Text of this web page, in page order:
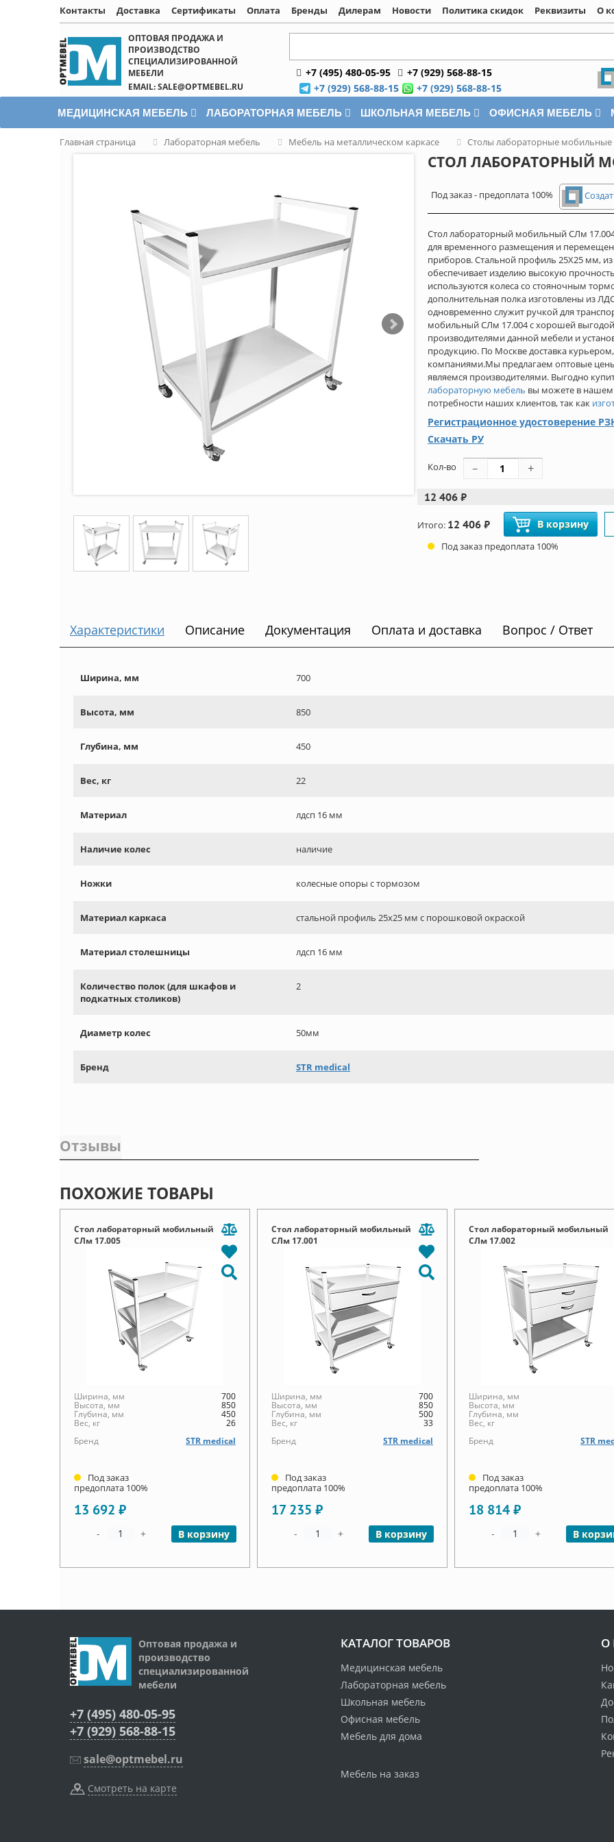
Контакты Доставка Сертификаты Оплата Бренды Дилерам Новости Политика скидок Реквизиты
О
Написать онлайнОПТОВАЯ ПРОДАЖА И
ПРОИЗВОДСТВО
СПЕЦИАЛИЗИРОВАННОЙ
МЕБЕЛИ
EMAIL: SALE@OPTMEBEL.RU
+7 (495) 480-05-95
+7 (929) 568-88-15
+7 (929) 568-88-15
+7 (929) 568-88-15
МЕДИЦИНСКАЯ МЕБЕЛЬ ЛАБОРАТОРНАЯ МЕБЕЛЬ ШКОЛЬНАЯ МЕБЕЛЬ ОФИСНАЯ МЕБЕЛЬ
Главная страница Лабораторная мебель Мебель на металлическом каркасе Столы лабораторные мобильные
СТОЛ ЛАБОРАТОРНЫЙ
Под заказ - предоплата 100%
Стол лабораторный мобильный СЛм
для временного размещения и
приборов. Стальной профиль 25Х25 мм, из
обеспечивает изделию высокую
используются колеса со стояночным
дополнительная полка изготовлены из
одновременно служит ручкой для
мобильный СЛм 17.004 с хорошей
производителями данной мебели и
продукцию. По Москве доставка
компаниями.Мы предлагаем оптовые
являемся производителями. Выгодно
лабораторную мебель вы можете в
потребности наших клиентов, так как
Регистрационное удостоверение
Скачать РУ
Кол-во
12 406 ₽
Итого: 12 406 ₽ В корзину
Под заказ предоплата 100%
Характеристики Описание Документация Оплата и доставка Вопрос / Ответ
Ширина, мм 700
Высота, мм 850
Глубина, мм 450
Вес, кг 22
Материал лдсп 16 мм
Наличие колес наличие
Ножки колесные опоры с тормозом
Материал каркаса стальной профиль 25х25 мм с порошковой окраской
Материал столешницы лдсп 16 мм
Количество полок (для шкафов и
подкатных столиков)
2
Диаметр колес 50мм
Бренд STR medical
Отзывы
ПОХОЖИЕ ТОВАРЫ
Стол лабораторный мобильный
СЛм 17.005
Ширина, мм 700
Высота, мм 850
Глубина, мм 450
Вес, кг
26
Бренд
STR medical
Под заказ
предоплата 100%
13 692 ₽
- + В корзину
Стол лабораторный мобильный
СЛм 17.001
Ширина, мм 700
Высота, мм 850
Глубина, мм 500
Вес, кг
33
Бренд
STR medical
Под заказ
предоплата 100%
17 235 ₽
- + В корзину
Стол лабораторный мобильный
СЛм 17.002
Ширина, мм
Высота, мм
Глубина, мм
Вес, кг
Бренд
STR
Под заказ
предоплата 100%
18 814 ₽
- + В
Оптовая продажа и
производство
специализированной
мебели
+7 (495) 480-05-95
+7 (929) 568-88-15
sale@optmebel.ru
Смотреть на карте
КАТАЛОГ ТОВАРОВ
Медицинская мебель
Лабораторная мебель
Школьная мебель
Офисная мебель
Мебель для дома
Мебель на заказ
О